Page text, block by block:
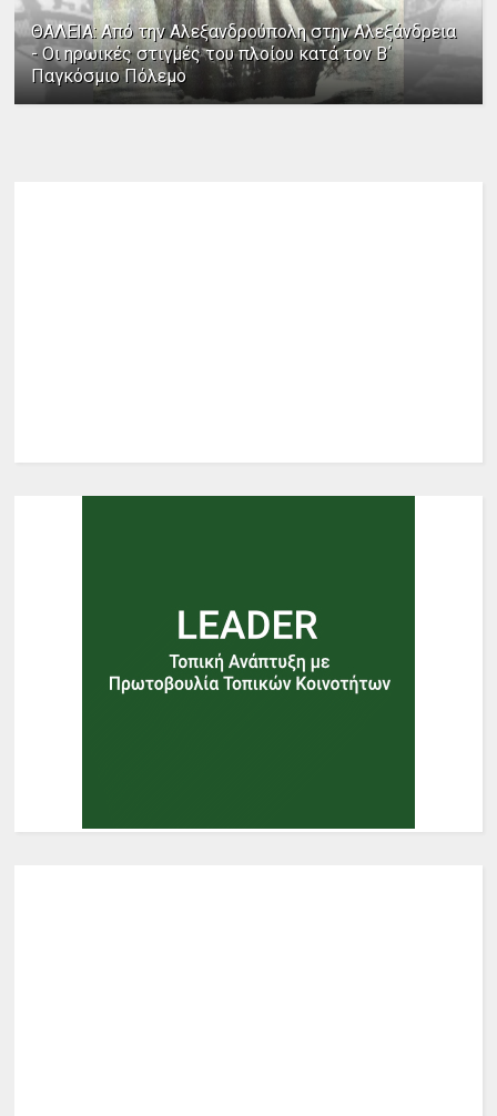
ΘΑΛΕΙΑ: Από την Αλεξανδρούπολη στην Αλεξάνδρεια
- Οι ηρωικές στιγμές του πλοίου κατά τον Β΄
Παγκόσμιο Πόλεμο